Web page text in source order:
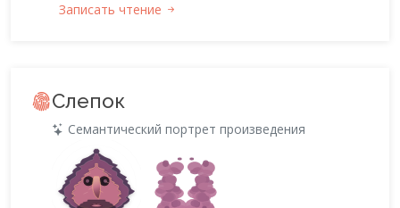
Записать чтение
Слепок
Семантический портрет произведения